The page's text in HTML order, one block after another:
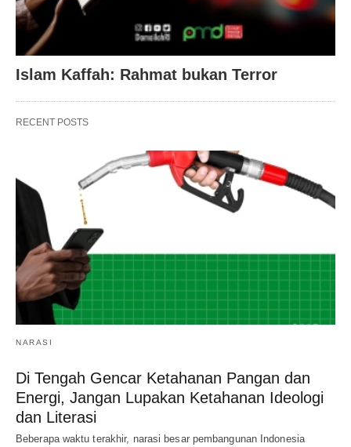
Islam Kaffah: Rahmat bukan Terror
RECENT POSTS
NARASI
Di Tengah Gencar Ketahanan Pangan dan
Energi, Jangan Lupakan Ketahanan Ideologi
dan Literasi
Beberapa waktu terakhir, narasi besar pembangunan Indonesia